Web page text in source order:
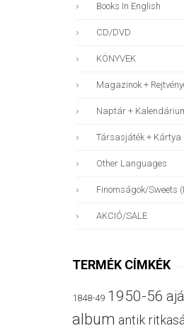
Books In English
CD/DVD
KÖNYVEK
Magazinok +
Naptár +
Társasjáték + Kártya
Other Languages
Finomságok/sweets
AKCIÓ/SALE
TERMÉK CÍMKÉK
1848-49 1950-56
album antik